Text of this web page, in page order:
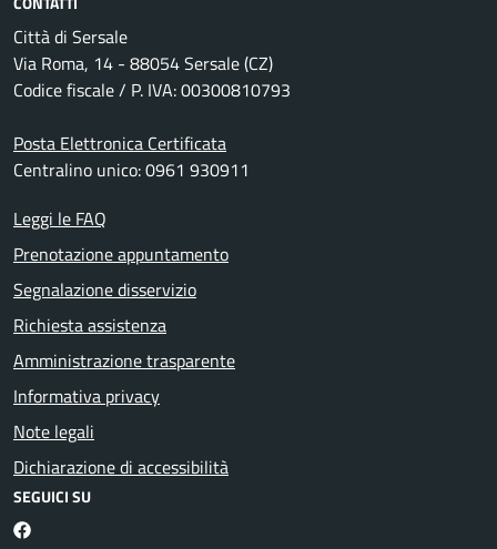
Città di Sersale
Via Roma, 14 - 88054 Sersale (CZ)
Codice fiscale / P. IVA: 00300810793
Posta Elettronica Certificata
Centralino unico: 0961 930911
Leggi le FAQ
Prenotazione appuntamento
Segnalazione disservizio
Richiesta assistenza
Amministrazione trasparente
Informativa privacy
Note legali
Dichiarazione di accessibilità
SEGUICI SU
Facebook